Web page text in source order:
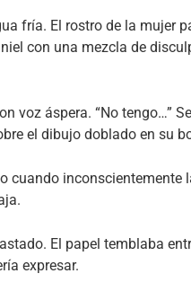
fría. El rostro de la mujer
con una mezcla de
voz áspera. “No tengo…”
el dibujo doblado en su
cuando inconscientemente
El papel temblaba
expresar.